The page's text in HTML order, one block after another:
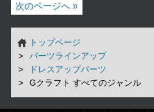
次のページへ »
トップページ
パーツラインアップ
ドレスアップパーツ
Gクラフト すべてのジャンル